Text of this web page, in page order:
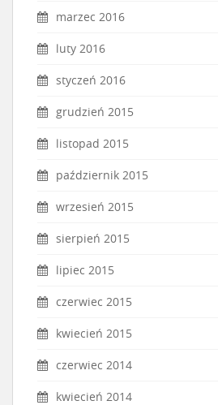
marzec 2016
luty 2016
styczeń 2016
grudzień 2015
listopad 2015
październik 2015
wrzesień 2015
sierpień 2015
lipiec 2015
czerwiec 2015
kwiecień 2015
czerwiec 2014
kwiecień 2014